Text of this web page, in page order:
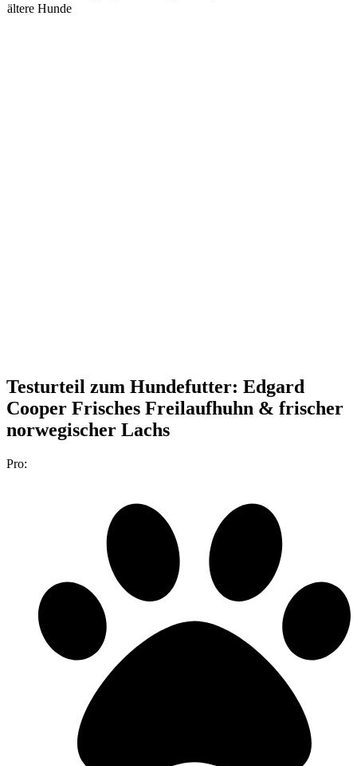
ältere Hunde
Testurteil zum Hundefutter: Edgard
Cooper Frisches Freilaufhuhn & frischer
norwegischer Lachs
Pro: